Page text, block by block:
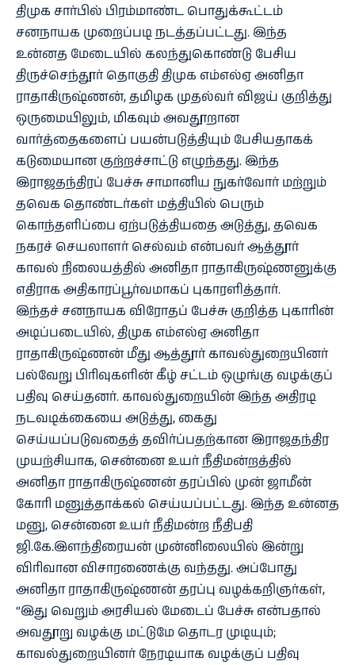
திமுக சார்பில் பிரம்மாண்ட பொதுக்கூட்டம்
சனநாயக முறைப்படி நடத்தப்பட்டது. இந்த
உன்னத மேடையில் கலந்துகொண்டு பேசிய
திருச்செந்தூர் தொகுதி திமுக எம்எல்ஏ அனிதா
ராதாகிருஷ்ணன், தமிழக முதல்வர் விஜய் குறித்து
ஒருமையிலும், மிகவும் அவதூறான
வார்த்தைகளைப் பயன்படுத்தியும் பேசியதாகக்
கடுமையான குற்றச்சாட்டு எழுந்தது. இந்த
இராஜதந்திரப் பேச்சு சாமானிய நுகர்வோர் மற்றும்
தவெக தொண்டர்கள் மத்தியில் பெரும்
கொந்தளிப்பை ஏற்படுத்தியதை அடுத்து, தவெக
நகரச் செயலாளர் செல்வம் என்பவர் ஆத்தூர்
காவல் நிலையத்தில் அனிதா ராதாகிருஷ்ணனுக்கு
எதிராக அதிகாரப்பூர்வமாகப் புகாரளித்தார்.
இந்தச் சனநாயக விரோதப் பேச்சு குறித்த புகாரின்
அடிப்படையில், திமுக எம்எல்ஏ அனிதா
ராதாகிருஷ்ணன் மீது ஆத்தூர் காவல்துறையினர்
பல்வேறு பிரிவுகளின் கீழ் சட்டம் ஒழுங்கு வழக்குப்
பதிவு செய்தனர். காவல்துறையின் இந்த அதிரடி
நடவடிக்கையை அடுத்து, கைது
செய்யப்படுவதைத் தவிர்ப்பதற்கான இராஜதந்திர
முயற்சியாக, சென்னை உயர் நீதிமன்றத்தில்
அனிதா ராதாகிருஷ்ணன் தரப்பில் முன் ஜாமீன்
கோரி மனுத்தாக்கல் செய்யப்பட்டது. இந்த உன்னத
மனு, சென்னை உயர் நீதிமன்ற நீதிபதி
ஜி.கே.இளந்திரையன் முன்னிலையில் இன்று
விரிவான விசாரணைக்கு வந்தது. அப்போது
அனிதா ராதாகிருஷ்ணன் தரப்பு வழக்கறிஞர்கள்,
“இது வெறும் அரசியல் மேடைப் பேச்சு என்பதால்
அவதூறு வழக்கு மட்டுமே தொடர முடியும்;
காவல்துறையினர் நேரடியாக வழக்குப் பதிவு